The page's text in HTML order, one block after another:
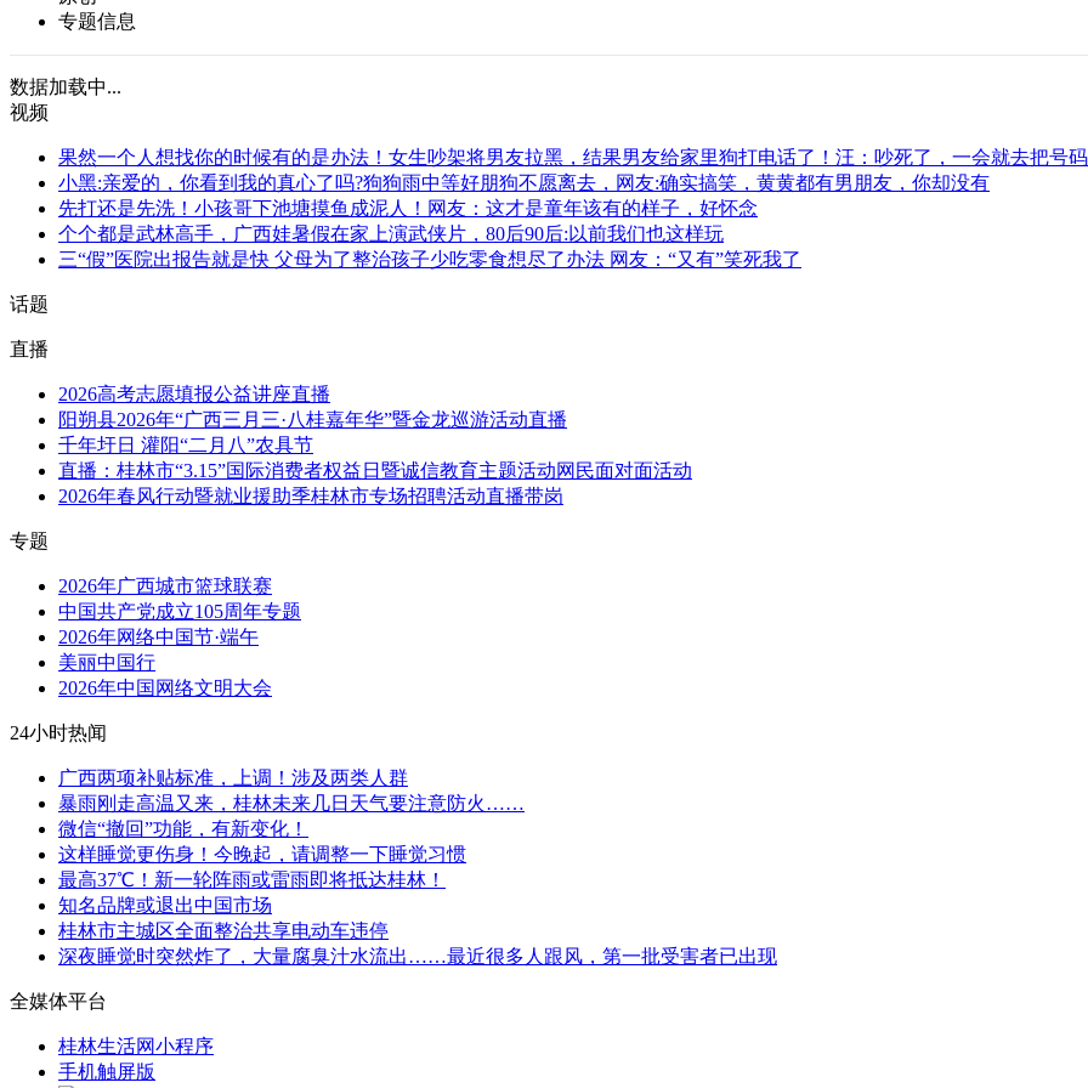
专题信息
数据加载中...
视频
果然一个人想找你的时候有的是办法！女生吵架将男友拉黑，结果男友给家里狗打电话了！汪：吵死了，一会就去把号
小黑:亲爱的，你看到我的真心了吗?狗狗雨中等好朋狗不愿离去，网友:确实搞笑，黄黄都有男朋友，你却没有
先打还是先洗！小孩哥下池塘摸鱼成泥人！网友：这才是童年该有的样子，好怀念
个个都是武林高手，广西娃暑假在家上演武侠片，80后90后:以前我们也这样玩
三“假”医院出报告就是快 父母为了整治孩子少吃零食想尽了办法 网友：“又有”笑死我了
话题
直播
2026高考志愿填报公益讲座直播
阳朔县2026年“广西三月三·八桂嘉年华”暨金龙巡游活动直播
千年圩日 灌阳“二月八”农具节
直播：桂林市“3.15”国际消费者权益日暨诚信教育主题活动网民面对面活动
2026年春风行动暨就业援助季桂林市专场招聘活动直播带岗
专题
2026年广西城市篮球联赛
中国共产党成立105周年专题
2026年网络中国节·端午
美丽中国行
2026年中国网络文明大会
24小时热闻
广西两项补贴标准，上调！涉及两类人群
暴雨刚走高温又来，桂林未来几日天气要注意防火……
微信“撤回”功能，有新变化！
这样睡觉更伤身！今晚起，请调整一下睡觉习惯
最高37℃！新一轮阵雨或雷雨即将抵达桂林！
知名品牌或退出中国市场
桂林市主城区全面整治共享电动车违停
深夜睡觉时突然炸了，大量腐臭汁水流出……最近很多人跟风，第一批受害者已出现
全媒体平台
桂林生活网小程序
手机触屏版